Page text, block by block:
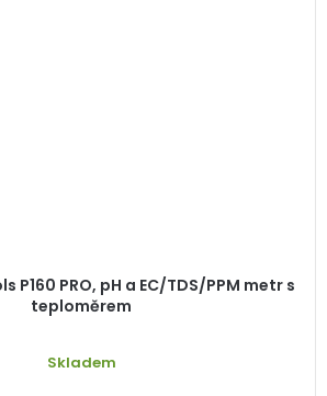
P160 PRO, pH a EC/TDS/PPM metr s
teploměrem
Skladem